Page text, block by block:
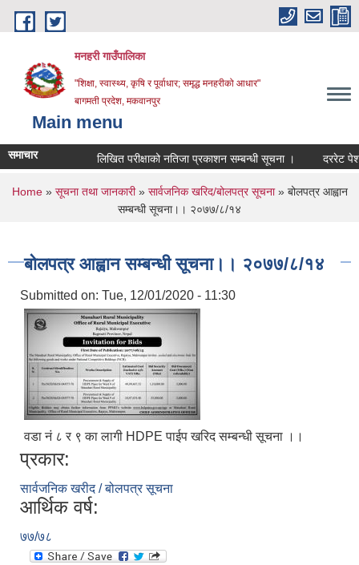
Skip to main content
मनहरी गाउँपालिका
"शिक्षा, स्वास्थ्य, कृषि र पूर्वाधार; समृद्ध मनहरीको आधार"
बागमती प्रदेश, मकवानपुर
Main menu
समाचार लिखित परीक्षाको नतिजा प्रकाशन सम्बन्धी सूचना । दररेट पेश गर्ने
You are here
Home» सूचना तथा जानकारी» सार्वजनिक खरिद/बोलपत्र सूचना» बोलपत्र आह्वान
सम्बन्धी सूचना।। २०७७/८/१४
बोलपत्र आह्वान सम्बन्धी सूचना।। २०७७/८/१४
Submitted on: Tue, 12/01/2020 - 11:30
वडा नं ८ र ९ का लागी HDPE पाईप खरिद सम्बन्धी सूचना ।।
प्रकार:
सार्वजनिक खरीद / बोलपत्र सूचना
आर्थिक वर्ष:
७७/७८